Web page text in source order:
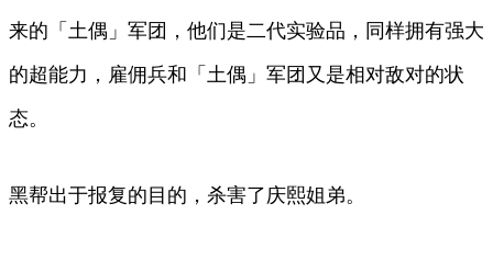
来的「土偶」军团，他们是二代实验品，同样拥有强大
的超能力，雇佣兵和「土偶」军团又是相对敌对的状
态。
黑帮出于报复的目的，杀害了庆熙姐弟。